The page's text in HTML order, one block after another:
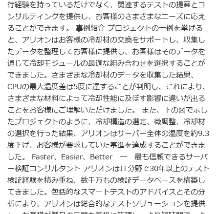
行経験を持っているだけでなく、関連するテストの提案とコ
ンサルティングを提供し、お客様のさまざまなニーズに応え
ることができます。 事例紹介 プロジェクトの一例を挙げる
と、アリオンはお客様の冷却材の交換をサポートし、収集し
たデータを整理してお客様に提供し、お客様はそのデータを
通じて冷却モジュールの最適な組み合わせを選択することが
できました。さまざまな冷却材のデータを収集した結果、
CPUの最大温度差は5度に達することが判明し、これにより、
さまざまな材料によって冷却性能に及ぼす影響に違いが出る
ことをお客様にご理解いただけました。 また、下の図で示し
たプロジェクトのように、冷却構造の選定、微調整、冷却材
の選択を行った結果、アリオンはサーバー全体の温度を約9.3
度下げ、お客様が要求していた基準を達成することができま
した。 Faster、Easier、Better ― 最も信頼できるサーバ
ー検証コンサルタント アリオンはIT分野で30年以上のテスト
検証経験を積み重ね、数千万もの検証データベースを構築し
てきました。包括的なスマートテストのアドバイスとその分
析により、アリオンは総合的なテストソリューションを提供